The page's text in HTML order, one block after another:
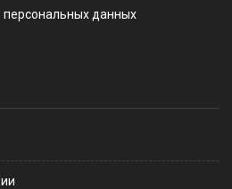
персональных данных